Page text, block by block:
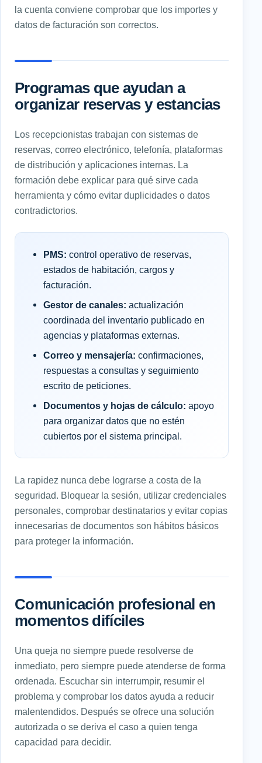
la cuenta conviene comprobar que los importes y
datos de facturación son correctos.
Programas que ayudan a
organizar reservas y estancias
Los recepcionistas trabajan con sistemas de
reservas, correo electrónico, telefonía, plataformas
de distribución y aplicaciones internas. La
formación debe explicar para qué sirve cada
herramienta y cómo evitar duplicidades o datos
contradictorios.
PMS: control operativo de reservas,
estados de habitación, cargos y
facturación.
Gestor de canales: actualización
coordinada del inventario publicado en
agencias y plataformas externas.
Correo y mensajería: confirmaciones,
respuestas a consultas y seguimiento
escrito de peticiones.
Documentos y hojas de cálculo: apoyo
para organizar datos que no estén
cubiertos por el sistema principal.
La rapidez nunca debe lograrse a costa de la
seguridad. Bloquear la sesión, utilizar credenciales
personales, comprobar destinatarios y evitar copias
innecesarias de documentos son hábitos básicos
para proteger la información.
Comunicación profesional en
momentos difíciles
Una queja no siempre puede resolverse de
inmediato, pero siempre puede atenderse de forma
ordenada. Escuchar sin interrumpir, resumir el
problema y comprobar los datos ayuda a reducir
malentendidos. Después se ofrece una solución
autorizada o se deriva el caso a quien tenga
capacidad para decidir.